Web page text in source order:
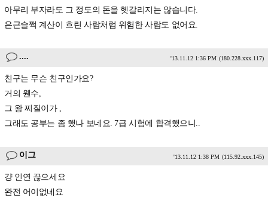
아무리 부자라도 그 정도의 돈을 헷갈리지는 않습니다.
은근슬쩍 계산이 흐린 사람처럼 위험한 사람도 없어요.
.... '13.11.12 1:36 PM (180.228.xxx.117)
친구는 무슨 친구인가요?
거의 웬수,
그 왕 찌질이가 ,
그래도 공부는 좀 했나 보네요. 7급 시험에 합격했으니..
이그 '13.11.12 1:38 PM (115.92.xxx.145)
걍 인연 끊으세요
완전 어이없네요